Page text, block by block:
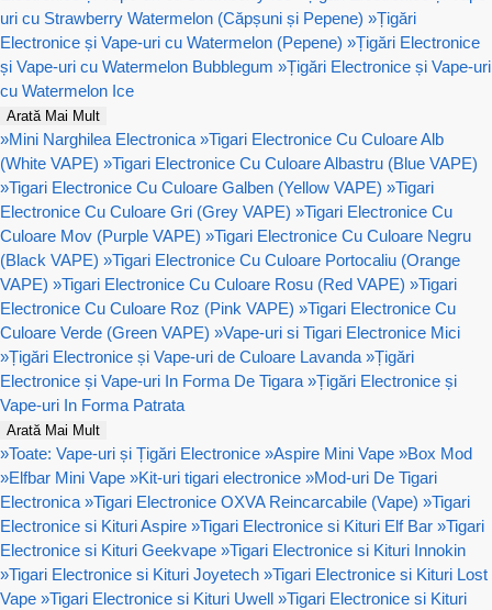
uri cu Strawberry Watermelon (Căpșuni și Pepene) »Țigări
Electronice și Vape-uri cu Watermelon (Pepene) »Țigări Electronice
și Vape-uri cu Watermelon Bubblegum »Țigări Electronice și Vape-uri
cu Watermelon Ice
Arată Mai Mult
»Mini Narghilea Electronica »Tigari Electronice Cu Culoare Alb
(White VAPE) »Tigari Electronice Cu Culoare Albastru (Blue VAPE)
»Tigari Electronice Cu Culoare Galben (Yellow VAPE) »Tigari
Electronice Cu Culoare Gri (Grey VAPE) »Tigari Electronice Cu
Culoare Mov (Purple VAPE) »Tigari Electronice Cu Culoare Negru
(Black VAPE) »Tigari Electronice Cu Culoare Portocaliu (Orange
VAPE) »Tigari Electronice Cu Culoare Rosu (Red VAPE) »Tigari
Electronice Cu Culoare Roz (Pink VAPE) »Tigari Electronice Cu
Culoare Verde (Green VAPE) »Vape-uri si Tigari Electronice Mici
»Țigări Electronice și Vape-uri de Culoare Lavanda »Țigări
Electronice și Vape-uri In Forma De Tigara »Țigări Electronice și
Vape-uri In Forma Patrata
Arată Mai Mult
»Toate: Vape-uri și Țigări Electronice »Aspire Mini Vape »Box Mod
»Elfbar Mini Vape »Kit-uri tigari electronice »Mod-uri De Tigari
Electronica »Tigari Electronice OXVA Reincarcabile (Vape) »Tigari
Electronice si Kituri Aspire »Tigari Electronice si Kituri Elf Bar »Tigari
Electronice si Kituri Geekvape »Tigari Electronice si Kituri Innokin
»Tigari Electronice si Kituri Joyetech »Tigari Electronice si Kituri Lost
Vape »Tigari Electronice si Kituri Uwell »Tigari Electronice si Kituri